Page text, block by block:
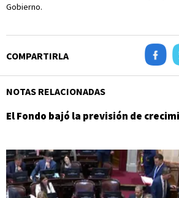
Gobierno.
COMPARTIRLA
NOTAS RELACIONADAS
El Fondo bajó la previsión de